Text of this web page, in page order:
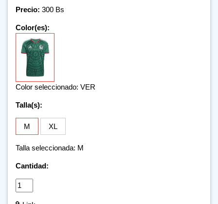
Precio: 300 Bs
Color(es):
Color seleccionado: VER
Talla(s):
M XL
Talla seleccionada: M
Cantidad: